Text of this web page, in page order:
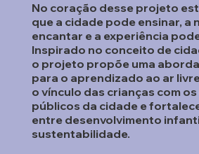
No coração desse projeto
que a cidade pode ensinar, a
encantar e a experiência
Inspirado no conceito de
o projeto propõe uma
para o aprendizado ao ar
o vínculo das crianças com
públicos da cidade e
entre desenvolvimento
sustentabilidade.